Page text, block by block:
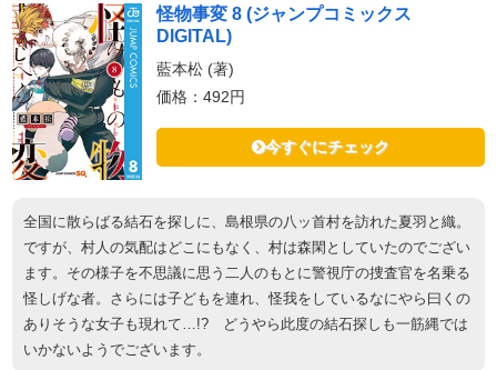
怪物事変 8 (ジャンプコミックス
DIGITAL)
藍本松 (著)
価格：492円
今すぐにチェック
全国に散らばる結石を探しに、島根県の八ッ首村を訪れた夏羽と織。
ですが、村人の気配はどこにもなく、村は森閑としていたのでござい
ます。その様子を不思議に思う二人のもとに警視庁の捜査官を名乗る
怪しげな者。さらには子どもを連れ、怪我をしているなにやら曰くの
ありそうな女子も現れて…!? どうやら此度の結石探しも一筋縄では
いかないようでございます。